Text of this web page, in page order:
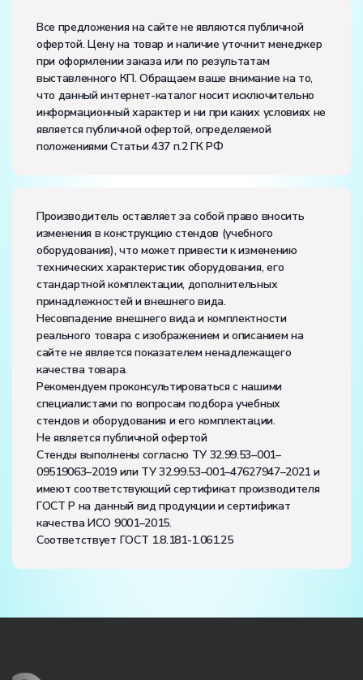
Размеры (Д x Ш x В):
Потребляемая мощность, В·А:1500
Электропитание:
напряжение, В:220
частота, Гц:50
Класс защиты от поражения электрическим током:
Диапазон рабочих температур, ˚С:+10…+35
Влажность, %:до 80
Все предложения на сайте не являются публичной
офертой. Цену на товар и наличие уточнит менеджер
при оформлении заказа или по результатам
выставленного КП. Обращаем ваше внимание на то,
что данный интернет-каталог носит исключительно
информационный характер и ни при каких условиях не
является публичной офертой, определяемой
положениями Статьи 437 п.2 ГК РФ
Производитель оставляет за собой право вносить
изменения в конструкцию стендов (учебного
оборудования), что может привести к изменению
технических характеристик оборудования, его
стандартной комплектации, дополнительных
принадлежностей и внешнего вида.
Несовпадение внешнего вида и комплектности
реального товара с изображением и описанием на
сайте не является показателем ненадлежащего
качества товара.
Рекомендуем проконсультироваться с нашими
специалистами по вопросам подбора учебных
стендов и оборудования и его комплектации.
Не является публичной офертой
Стенды выполнены согласно ТУ 32.99.53–001–
09519063–2019 или ТУ 32.99.53–001–47627947–2021 и
имеют соответствующий сертификат производителя
ГОСТ Р на данный вид продукции и сертификат
качества ИСО 9001–2015.
Соответствует ГОСТ 1.8.181-1.061.25